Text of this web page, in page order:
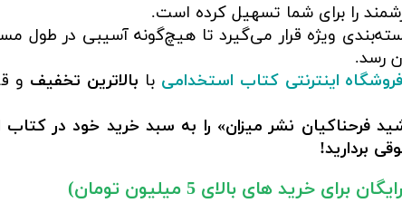
را برای شما تسهیل کرده است.
ویژه قرار می‌گیرد تا هیچ‌گونه آسیبی در طول
رسد.
فروشگاه اینترنتی کتاب استخدامی با بالاترین تخفیف و
فرحناکیان نشر میزان» را به سبد خرید خود در
بردارید!
برای خرید های بالای 5 میلیون تومان)